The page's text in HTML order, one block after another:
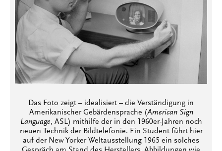
Das Foto zeigt – idealisiert – die Verständigung in
Amerikanischer Gebärdensprache (American Sign
Language, ASL) mithilfe der in den 1960er-Jahren noch
neuen Technik der Bildtelefonie. Ein Student führt hier
auf der New Yorker Weltausstellung 1965 ein solches